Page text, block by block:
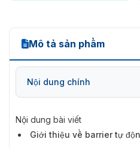
Mô tả sản phẩm
Nội dung chính
Nội dung bài viết
Giới thiệu về barrier tự